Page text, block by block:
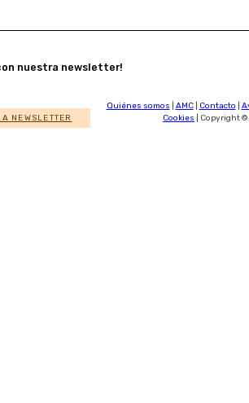
nuestra newsletter!
NEWSLETTER
Quiénes somos AMC| Contacto
Cookies | Copyright